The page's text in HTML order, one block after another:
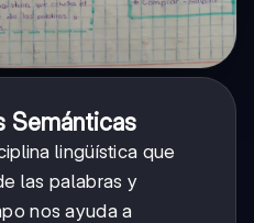
Semánticas
lingüística que
las palabras y
nos ayuda a